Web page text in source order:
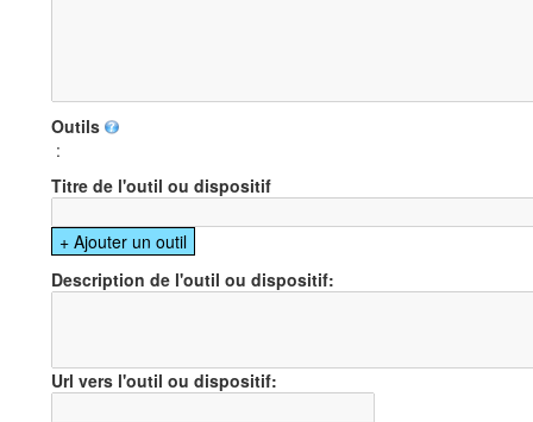
Outils
:
Titre de l'outil ou dispositif
Description de l'outil ou dispositif:
Url vers l'outil ou dispositif: